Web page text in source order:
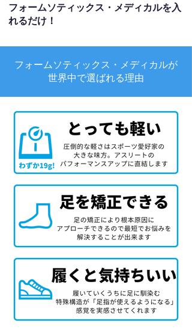
フォームソティックス・メディカルを入
れるだけ！
フォームソティックス・メディカルが
世界中で選ばれる理由